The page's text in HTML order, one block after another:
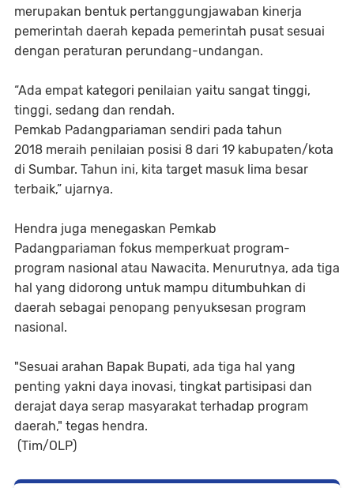
merupakan bentuk pertanggungjawaban kinerja
pemerintah daerah kepada pemerintah pusat sesuai
dengan peraturan perundang-undangan.
“Ada empat kategori penilaian yaitu sangat tinggi,
tinggi, sedang dan rendah.
Pemkab Padangpariaman sendiri pada tahun
2018 meraih penilaian posisi 8 dari 19 kabupaten/kota
di Sumbar. Tahun ini, kita target masuk lima besar
terbaik,” ujarnya.
Hendra juga menegaskan Pemkab
Padangpariaman fokus memperkuat program-
program nasional atau Nawacita. Menurutnya, ada tiga
hal yang didorong untuk mampu ditumbuhkan di
daerah sebagai penopang penyuksesan program
nasional.
"Sesuai arahan Bapak Bupati, ada tiga hal yang
penting yakni daya inovasi, tingkat partisipasi dan
derajat daya serap masyarakat terhadap program
daerah," tegas hendra.
(Tim/OLP)